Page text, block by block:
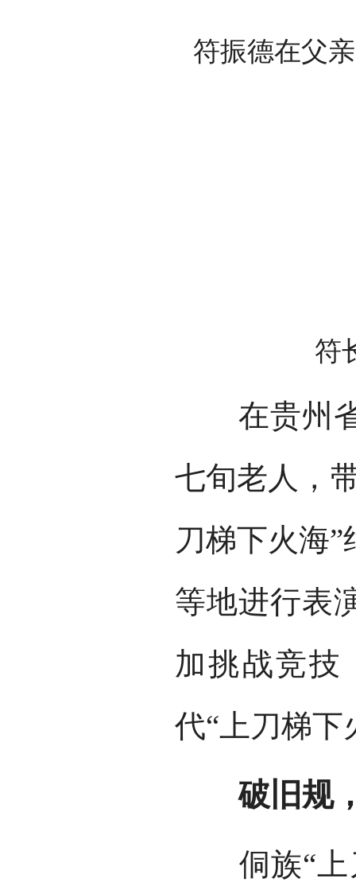
符振德在父
符
在贵州省
七旬老人，
刀梯下火海
等地进行表
加挑战竞技
代“上刀梯下
破旧规，
侗族“上